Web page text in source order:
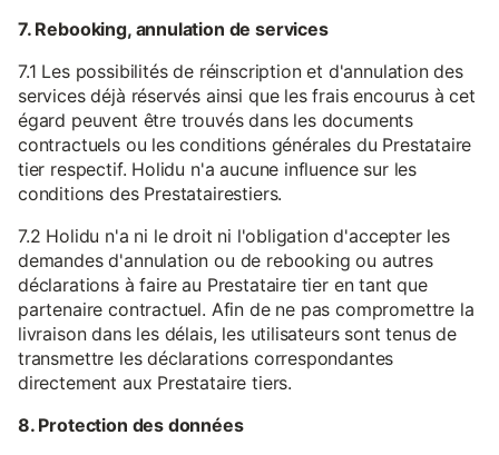
7. Rebooking, annulation de services
7.1 Les possibilités de réinscription et d'annulation des
services déjà réservés ainsi que les frais encourus à cet
égard peuvent être trouvés dans les documents
contractuels ou les conditions générales du Prestataire
tier respectif. Holidu n'a aucune influence sur les
conditions des Prestatairestiers.
7.2 Holidu n'a ni le droit ni l'obligation d'accepter les
demandes d'annulation ou de rebooking ou autres
déclarations à faire au Prestataire tier en tant que
partenaire contractuel. Afin de ne pas compromettre la
livraison dans les délais, les utilisateurs sont tenus de
transmettre les déclarations correspondantes
directement aux Prestataire tiers.
8. Protection des données